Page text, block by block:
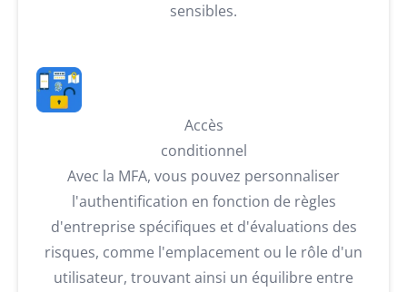
sensibles.
Accès
conditionnel
Avec la MFA, vous pouvez personnaliser
l'authentification en fonction de règles
d'entreprise spécifiques et d'évaluations des
risques, comme l'emplacement ou le rôle d'un
utilisateur, trouvant ainsi un équilibre entre